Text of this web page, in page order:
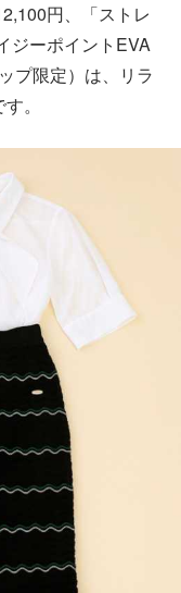
円、「ストレ
ジーポイントEVA
プ限定）は、リラ
。